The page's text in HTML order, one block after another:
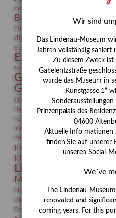
Ausstellung „Vier Winde“
Bernhard August von
Burg Posterstein
digitallabor Entartete Kunst
Erdmann Julius Dietrich
Erlebnisportal
Expressionismus
frauen Frauen in der Antike
Gerhard-
Gerhard Altenbourg
grafische sammlung
Hanns-Conon von der Gabelentz
herman de vries Humboldt
Insekten
Integriertes Schädlingsmanagement
Kolosseum
Kunstmuseum
KUNSTWAND
Lindenau-Museum
Museumsgeschichte
Museumspädagogik Mäzen Napoleon
Objekt im Fokus
Paul Klee Peter
Provenienz
Wir sind
Das Lindenau-Museum
Jahren vollständig saniert
Zu diesem Zweck ist
Gabelentzstraße
wurde das Museum in
„Kunstgasse 1“
Prinzenpalais des
04600
Aktuelle Informationen
finden Sie auf unserer
unseren Social-
We´ve
The Lindenau-
renovated and
coming years. For this